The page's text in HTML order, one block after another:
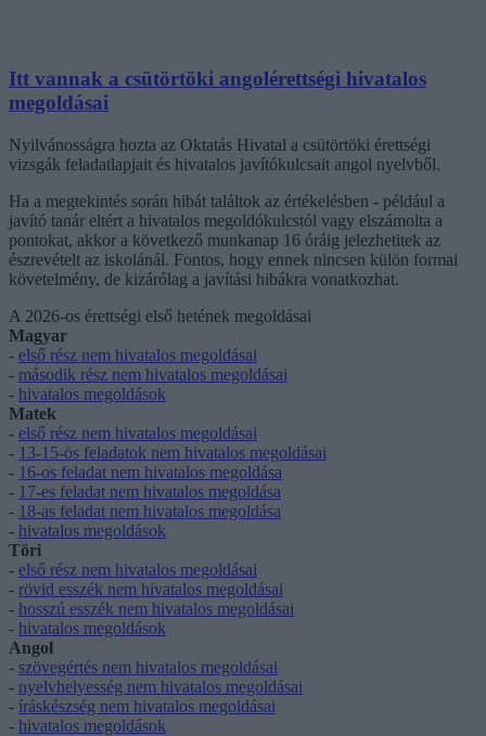
Itt vannak a csütörtöki angolérettségi hivatalos
megoldásai
Nyilvánosságra hozta az Oktatás Hivatal a csütörtöki érettségi
vizsgák feladatlapjait és hivatalos javítókulcsait angol nyelvből.
Ha a megtekintés során hibát találtok az értékelésben - például a
javító tanár eltért a hivatalos megoldókulcstól vagy elszámolta a
pontokat, akkor a következő munkanap 16 óráig jelezhetitek az
észrevételt az iskolánál. Fontos, hogy ennek nincsen külön formai
követelmény, de kizárólag a javítási hibákra vonatkozhat.
A 2026-os érettségi első hetének megoldásai
Magyar
- első rész nem hivatalos megoldásai
- második rész nem hivatalos megoldásai
- hivatalos megoldások
Matek
- első rész nem hivatalos megoldásai
- 13-15-ös feladatok nem hivatalos megoldásai
- 16-os feladat nem hivatalos megoldása
- 17-es feladat nem hivatalos megoldása
- 18-as feladat nem hivatalos megoldása
- hivatalos megoldások
Töri
- első rész nem hivatalos megoldásai
- rövid esszék nem hivatalos megoldásai
- hosszú esszék nem hivatalos megoldásai
- hivatalos megoldások
Angol
- szövegértés nem hivatalos megoldásai
- nyelvhelyesség nem hivatalos megoldásai
- íráskészség nem hivatalos megoldásai
- hivatalos megoldások